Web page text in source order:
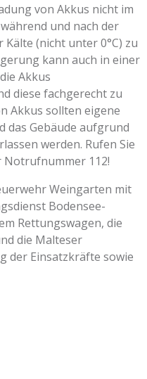
von Akkus nicht im
und nach der
(nicht unter 0°C) zu
kann auch in einer
Akkus
diese fachgerecht zu
Akkus sollten eigene
das Gebäude aufgrund
werden. Rufen Sie
112!
Weingarten mit
Bodensee-
Rettungswagen, die
die Malteser
der Einsatzkräfte sowie